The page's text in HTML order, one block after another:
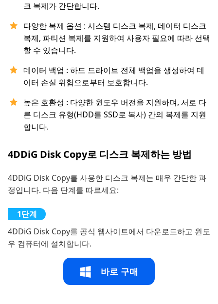
크 복제가 간단합니다.
다양한 복제 옵션 : 시스템 디스크 복제, 데이터 디스크
복제, 파티션 복제를 지원하여 사용자 필요에 따라 선택
할 수 있습니다.
데이터 백업 : 하드 드라이브 전체 백업을 생성하여 데
이터 손실 위험으로부터 보호합니다.
높은 호환성 : 다양한 윈도우 버전을 지원하며, 서로 다
른 디스크 유형(HDD를 SSD로 복사) 간의 복제를 지원
합니다.
4DDiG Disk Copy로 디스크 복제하는 방법
4DDiG Disk Copy를 사용한 디스크 복제는 매우 간단한 과
정입니다. 다음 단계를 따르세요:
4DDiG Disk Copy를 공식 웹사이트에서 다운로드하고 윈도
우 컴퓨터에 설치합니다.
바로 구매